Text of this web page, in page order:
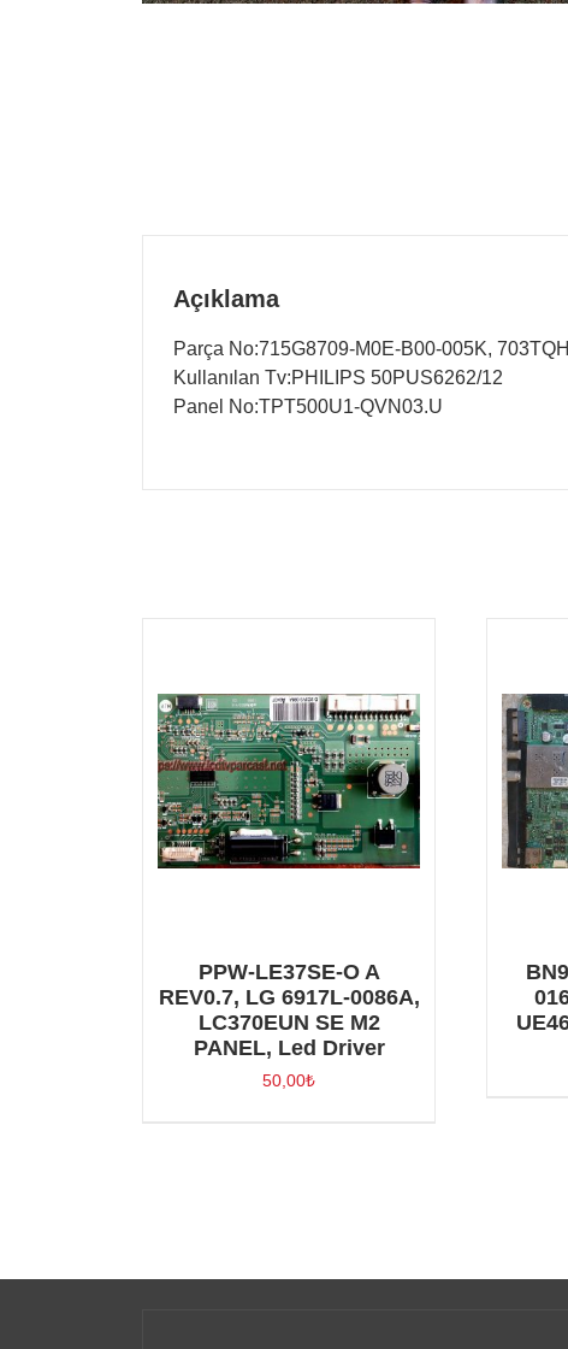
Açıklama
Parça No:715G8709-M0E-B00-005K,
Kullanılan Tv:PHILIPS 50PUS6262/12
Panel No:TPT500U1-QVN03.U
PPW-LE37SE-O A
REV0.7, LG 6917L-0086A,
LC370EUN SE M2
PANEL, Led Driver
50,00₺